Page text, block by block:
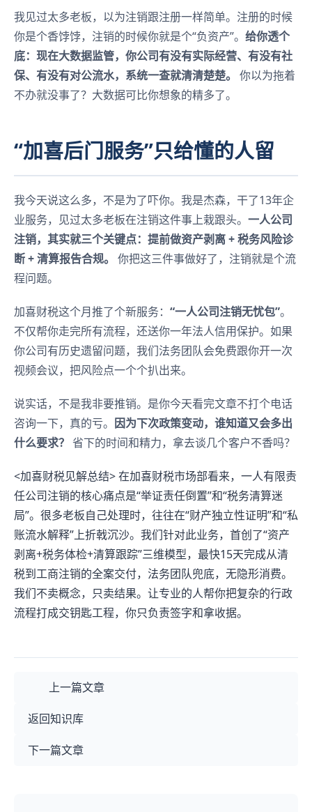
我见过太多老板，以为注销跟注册一样简单。注册的时候
你是个香饽饽，注销的时候你就是个“负资产”。 给你透个
底：现在大数据监管，你公司有没有实际经营、有没有社
保、有没有对公流水，系统一查就清清楚楚。 你以为拖着
不办就没事了？大数据可比你想象的精多了。
“加喜后门服务”只给懂的人留
我今天说这么多，不是为了吓你。我是杰森，干了13年企
业服务，见过太多老板在注销这件事上栽跟头。 一人公司
注销，其实就三个关键点：提前做资产剥离 + 税务风险诊
断 + 清算报告合规。 你把这三件事做好了，注销就是个流
程问题。
加喜财税这个月推了个新服务： “一人公司注销无忧包”。
不仅帮你走完所有流程，还送你一年法人信用保护。如果
你公司有历史遗留问题，我们法务团队会免费跟你开一次
视频会议，把风险点一个个扒出来。
说实话，不是我非要推销。是你今天看完文章不打个电话
咨询一下，真的亏。 因为下次政策变动，谁知道又会多出
什么要求？ 省下的时间和精力，拿去谈几个客户不香吗？
<加喜财税见解总结> 在加喜财税市场部看来，一人有限责
任公司注销的核心痛点是“举证责任倒置”和“税务清算迷
局”。很多老板自己处理时，往往在“财产独立性证明”和“私
账流水解释”上折戟沉沙。我们针对此业务，首创了“资产
剥离+税务体检+清算跟踪”三维模型，最快15天完成从清
税到工商注销的全案交付，法务团队兜底，无隐形消费。
我们不卖概念，只卖结果。让专业的人帮你把复杂的行政
流程打成交钥匙工程，你只负责签字和拿收据。
上一篇文章
返回知识库
下一篇文章